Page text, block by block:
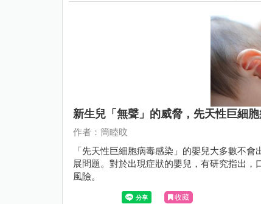
新生兒「無聲」的威脅，先天性巨細胞
作者：簡睦旼
「先天性巨細胞病毒感染」的嬰兒大多數不
展問題。對於出現症狀的嬰兒，有研究指出
風險。
收藏